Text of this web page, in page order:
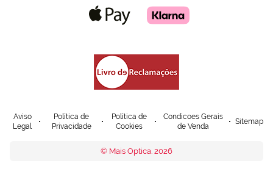
Aviso
Legal
Política de
Privacidade
Política de
Cookies
Condicoes Gerais
de Venda
Sitemap
© Mais Optica. 2026